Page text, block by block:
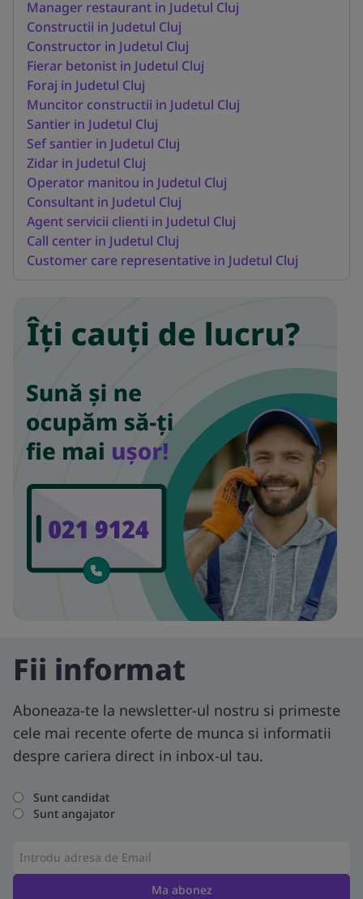
Manager restaurant in Judetul Cluj
Constructii in Judetul Cluj
Constructor in Judetul Cluj
Fierar betonist in Judetul Cluj
Foraj in Judetul Cluj
Muncitor constructii in Judetul Cluj
Santier in Judetul Cluj
Sef santier in Judetul Cluj
Zidar in Judetul Cluj
Operator manitou in Judetul Cluj
Consultant in Judetul Cluj
Agent servicii clienti in Judetul Cluj
Call center in Judetul Cluj
Customer care representative in Judetul Cluj
Fii informat
Aboneaza-te la newsletter-ul nostru si primeste
cele mai recente oferte de munca si informatii
despre cariera direct in inbox-ul tau.
Sunt candidat
Sunt angajator
Ma abonez